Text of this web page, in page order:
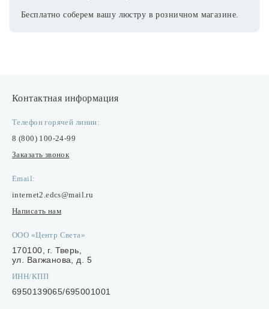
Бесплатно соберем вашу люстру в розничном магазине.
Контактная информация
Телефон горячей линии:
8 (800) 100-24-99
Заказать звонок
Email:
internet2.edcs@mail.ru
Написать нам
ООО «Центр Света»
170100, г. Тверь,
ул. Вагжанова, д. 5
ИНН/КПП
6950139065/695001001